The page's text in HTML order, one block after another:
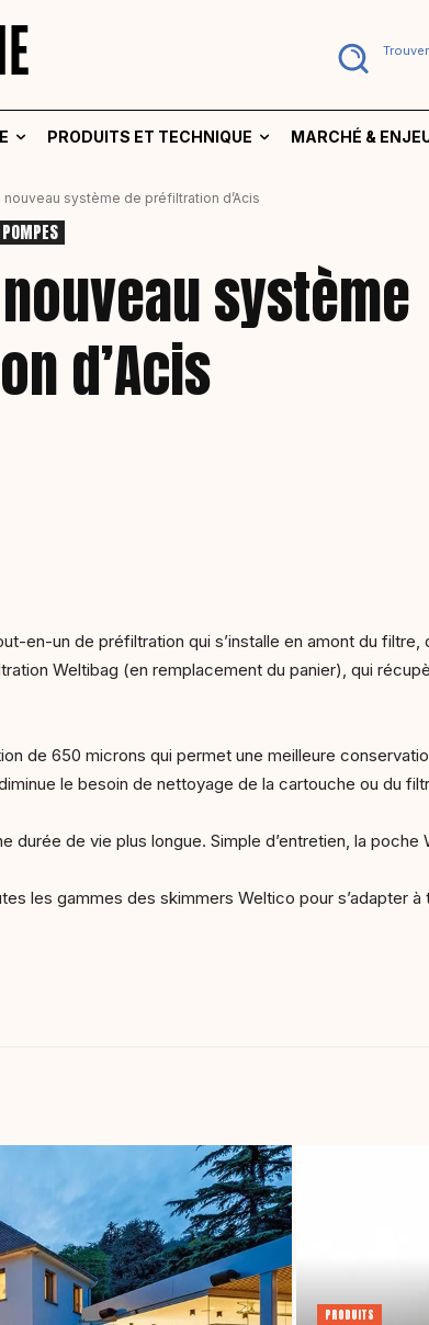
PRODUITS ET TECHNIQUE MARCHÉ &
nouveau système de préfiltration d’Acis
système
d’Acis
en-un de préfiltration qui s’installe en amont du
Weltibag (en remplacement du panier), qui
de 650 microns qui permet une meilleure
le besoin de nettoyage de la cartouche ou du
durée de vie plus longue. Simple d’entretien, la
les gammes des skimmers Weltico pour s’adapter
PRODUITS